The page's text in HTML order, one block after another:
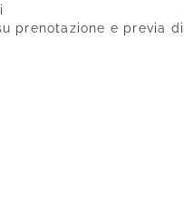
prenotazione e previa